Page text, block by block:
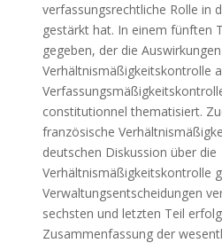
verfassungsrechtliche Rolle in
gestärkt hat. In einem fünften
gegeben, der die
Verhältnismäßigkeitskontrolle
constitutionnel thematisiert.
französische
deutschen Diskussion über die
Verhältnismäßigkeitskontrolle
Verwaltungsentscheidungen
sechsten und letzten Teil
Zusammenfassung der